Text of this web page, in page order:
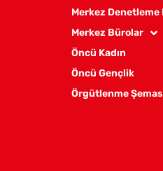
Merkez Denetleme
Merkez Bürolar
Öncü Kadın
Öncü Gençlik
Örgütlenme